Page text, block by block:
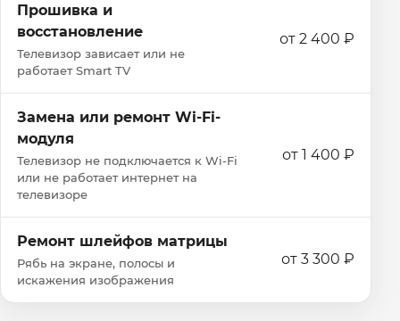
Прошивка и
восстановление
Телевизор зависает или не
работает Smart TV
от 2 400 ₽
Замена или ремонт Wi‑Fi-
модуля
Телевизор не подключается к Wi‑Fi
или не работает интернет на
телевизоре
от 1 400 ₽
Ремонт шлейфов матрицы
Рябь на экране, полосы и
искажения изображения
от 3 300 ₽